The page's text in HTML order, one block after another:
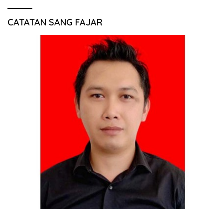
CATATAN SANG FAJAR